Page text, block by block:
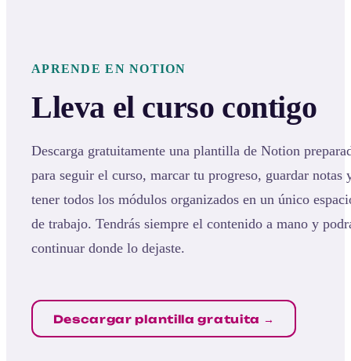
APRENDE EN NOTION
Lleva el curso contigo
Descarga gratuitamente una plantilla de Notion
para seguir el curso, marcar tu progreso, guardar notas
tener todos los módulos organizados en un único
de trabajo. Tendrás siempre el contenido a mano y
continuar donde lo dejaste.
Descargar plantilla gratuita →